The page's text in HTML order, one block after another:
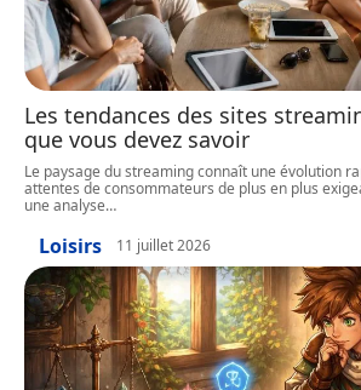
Les tendances des sites
que vous devez savoir
Le paysage du streaming connaît une évolution
attentes de consommateurs de plus en plus
une analyse…
Loisirs 11 juillet 2026